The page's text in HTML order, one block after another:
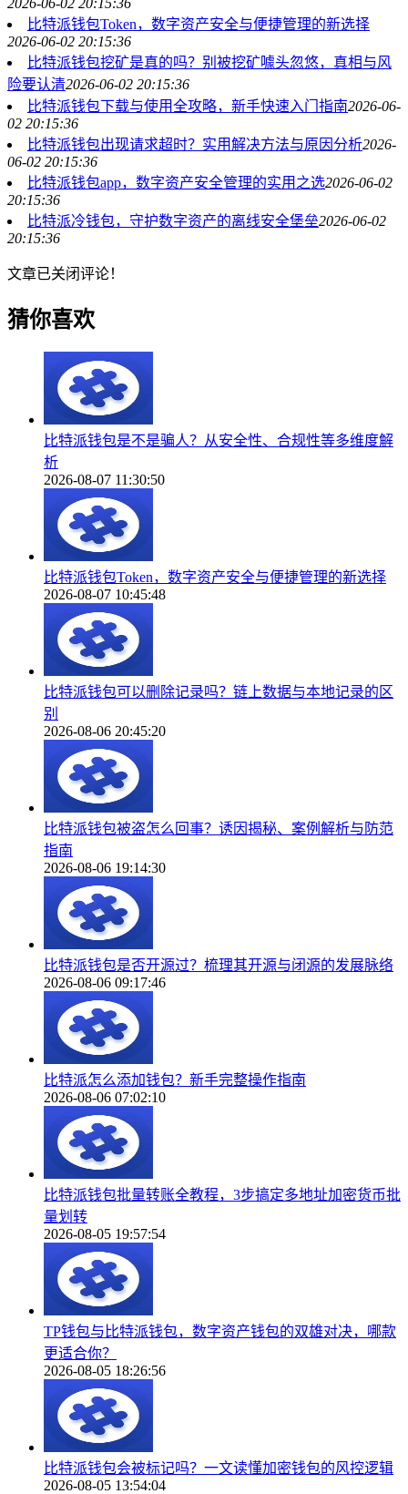
比特派钱包Token，数字资产安全与便捷管理的新选择
2026-06-02 20:15:36
比特派钱包挖矿是真的吗？别被挖矿噱头忽悠，真相与风
险要认清2026-06-02 20:15:36
比特派钱包下载与使用全攻略，新手快速入门指南2026-06-
02 20:15:36
比特派钱包出现请求超时？实用解决方法与原因分析2026-
06-02 20:15:36
比特派钱包app，数字资产安全管理的实用之选2026-06-02
20:15:36
比特派冷钱包，守护数字资产的离线安全堡垒2026-06-02
20:15:36
文章已关闭评论！
猜你喜欢
比特派钱包是不是骗人？从安全性、合规性等多维度解
析
2026-08-07 11:30:50
比特派钱包Token，数字资产安全与便捷管理的新选择
2026-08-07 10:45:48
比特派钱包可以删除记录吗？链上数据与本地记录的区
别
2026-08-06 20:45:20
比特派钱包被盗怎么回事？诱因揭秘、案例解析与防范
指南
2026-08-06 19:14:30
比特派钱包是否开源过？梳理其开源与闭源的发展脉络
2026-08-06 09:17:46
比特派怎么添加钱包？新手完整操作指南
2026-08-06 07:02:10
比特派钱包批量转账全教程，3步搞定多地址加密货币批
量划转
2026-08-05 19:57:54
TP钱包与比特派钱包，数字资产钱包的双雄对决，哪款
更适合你？
2026-08-05 18:26:56
比特派钱包会被标记吗？一文读懂加密钱包的风控逻辑
2026-08-05 13:54:04